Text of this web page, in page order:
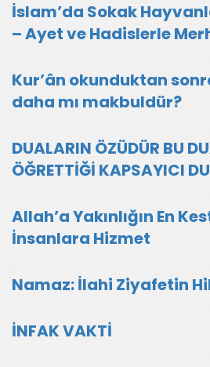
İslam’da Sokak
– Ayet ve Hadislerle
Kur’ân okunduktan
daha mı makbuldür?
DUALARIN ÖZÜDÜR BU
ÖĞRETTİĞİ KAPSAYICI
Allah’a Yakınlığın En
İnsanlara Hizmet
Namaz: İlahi Ziyafetin
İNFAK VAKTİ